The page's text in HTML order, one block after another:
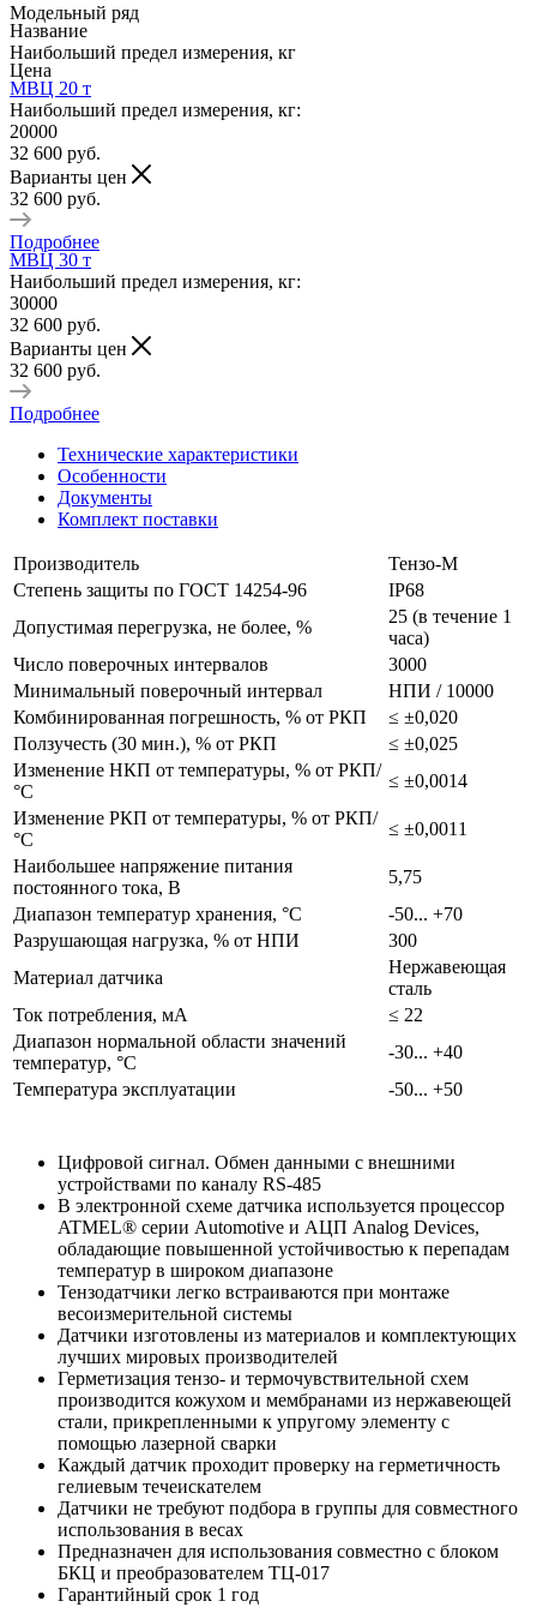
Модельный ряд
Название
Наибольший предел измерения, кг
Цена
МВЦ 20 т
Наибольший предел измерения, кг:
20000
32 600 руб.
Варианты цен
32 600 руб.
Подробнее
МВЦ 30 т
Наибольший предел измерения, кг:
30000
32 600 руб.
Варианты цен
32 600 руб.
Подробнее
Технические характеристики
Особенности
Документы
Комплект поставки
Производитель
Тензо-М
Степень защиты по ГОСТ 14254-96
IP68
Допустимая перегрузка, не более, %
25 (в течение 1
часа)
Число поверочных интервалов
3000
Минимальный поверочный интервал
НПИ / 10000
Комбинированная погрешность, % от РКП
≤ ±0,020
Ползучесть (30 мин.), % от РКП
≤ ±0,025
Изменение НКП от температуры, % от РКП/
°С
≤ ±0,0014
Изменение РКП от температуры, % от РКП/
°С
≤ ±0,0011
Наибольшее напряжение питания
постоянного тока, В
5,75
Диапазон температур хранения, °С
-50... +70
Разрушающая нагрузка, % от НПИ
300
Материал датчика
Нержавеющая
сталь
Ток потребления, мА
≤ 22
Диапазон нормальной области значений
температур, °С
-30... +40
Температура эксплуатации
-50... +50
Цифровой сигнал. Обмен данными с внешними
устройствами по каналу RS-485
В электронной схеме датчика используется процессор
ATMEL® серии Automotive и АЦП Analog Devices,
обладающие повышенной устойчивостью к перепадам
температур в широком диапазоне
Тензодатчики легко встраиваются при монтаже
весоизмерительной системы
Датчики изготовлены из материалов и комплектующих
лучших мировых производителей
Герметизация тензо- и термочувствительной схем
производится кожухом и мембранами из нержавеющей
стали, прикрепленными к упругому элементу с
помощью лазерной сварки
Каждый датчик проходит проверку на герметичность
гелиевым течеискателем
Датчики не требуют подбора в группы для совместного
использования в весах
Предназначен для использования совместно с блоком
БКЦ и преобразователем ТЦ-017
Гарантийный срок 1 год